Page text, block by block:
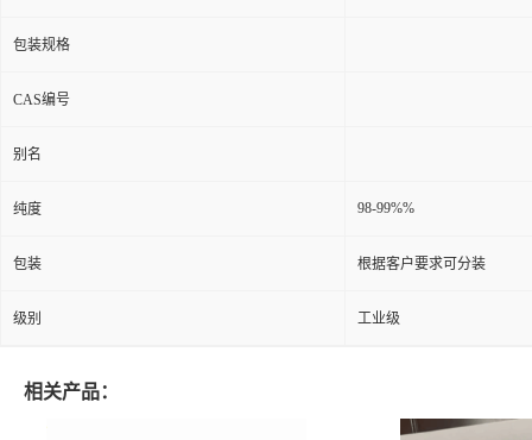
包装规格
CAS编号
别名
纯度 98-99%%
包装 根据客户要求可分装
级别 工业级
相关产品：